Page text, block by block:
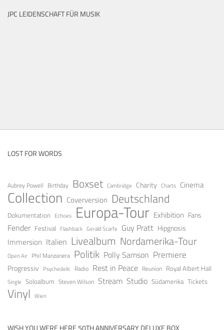
JPC LEIDENSCHAFT FÜR MUSIK
LOST FOR WORDS
Aubrey Powell Birthday Boxset Cambridge Charity Charts Cinema
Collection Coverversion Deutschland
Dokumentation Echoes Europa-Tour Exhibition Fans
Fender Festival Flashback Gerald Scarfe Guy Pratt Hipgnosis
Immersion Italien Livealbum Nordamerika-Tour
Open Air Phil Manzanera Politik Polly Samson Premiere
Progressiv Psychedelic Radio Rest in Peace Reunion Royal Albert Hall
Single Soloalbum Steven Wilson Stream Studio Südamerika Tickets
Vinyl Wien
WISH YOU WERE HERE 50TH ANNIVERSARY DELUXE BOX